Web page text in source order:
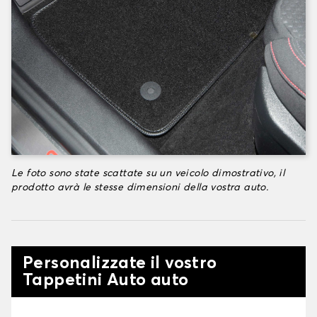
Le foto sono state scattate su un veicolo dimostrativo, il
prodotto avrà le stesse dimensioni della vostra auto.
Personalizzate il vostro
Tappetini Auto auto